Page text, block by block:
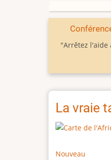
"Arrêtez l'aide
La vraie
Nouveau